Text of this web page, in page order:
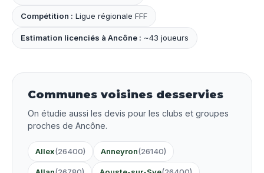
Compétition : Ligue régionale FFF
Estimation licenciés à Ancône : ~43 joueurs
Communes voisines desservies
On étudie aussi les devis pour les clubs et groupes
proches de Ancône.
Allex(26400) Anneyron(26140)